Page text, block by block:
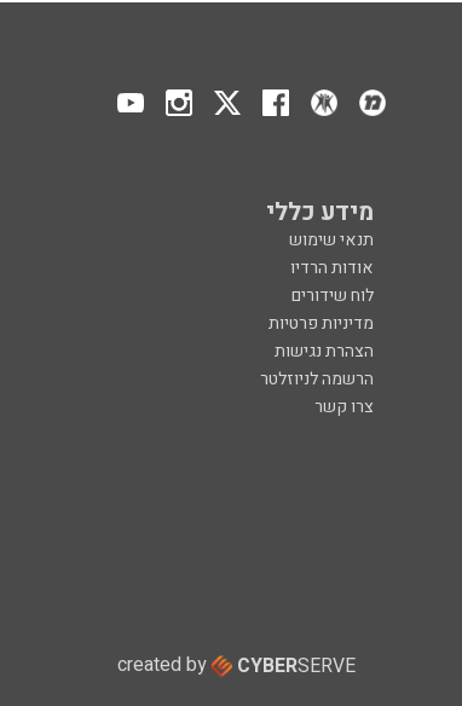
מידע כללי
תנאי שימוש
אודות הרדיו
לוח שידורים
מדיניות פרטיות
הצהרת נגישות
הרשמה לניוזלטר
צרו קשר
created by CYBERSERVE